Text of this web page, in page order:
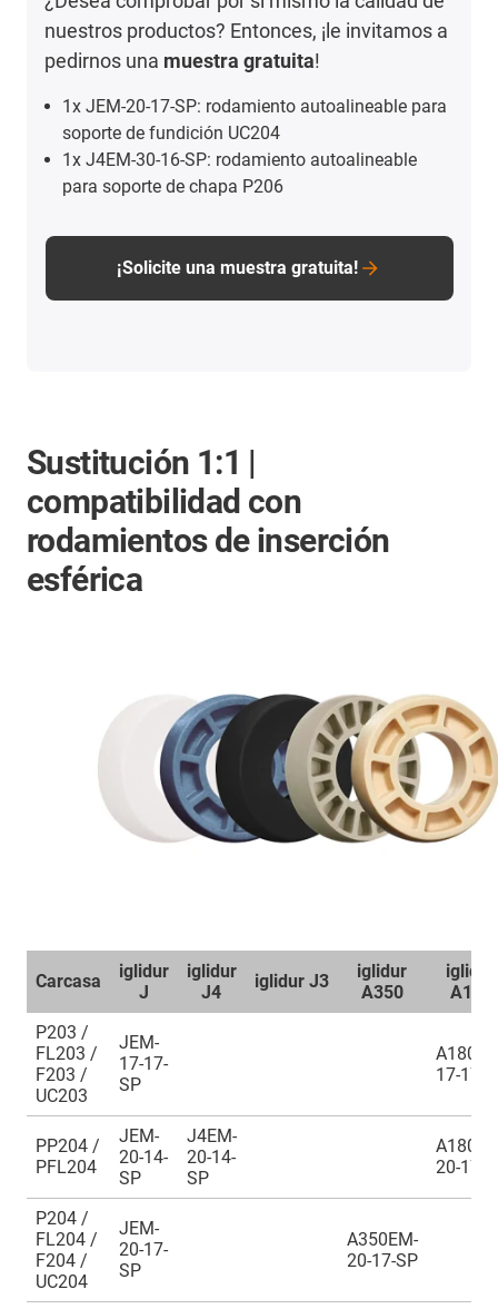
nuestros productos? Entonces, ¡le invitamos a
pedirnos una muestra gratuita!
1x JEM-20-17-SP: rodamiento autoalineable para
soporte de fundición UC204
1x J4EM-30-16-SP: rodamiento autoalineable
para soporte de chapa P206
¡Solicite una muestra gratuita!
Sustitución 1:1 |
compatibilidad con
rodamientos de inserción
esférica
Carcasa
iglidur
J
iglidur
J4
iglidur J3
iglidur
A350
iglidur
A180
P203 /
FL203 /
F203 /
UC203
JEM-
17-17-
SP
17-17
PP204 /
PFL204
JEM-
20-14-
SP
J4EM-
20-14-
SP
20-17
P204 /
FL204 /
F204 /
UC204
JEM-
20-17-
SP
A350EM-
20-17-SP